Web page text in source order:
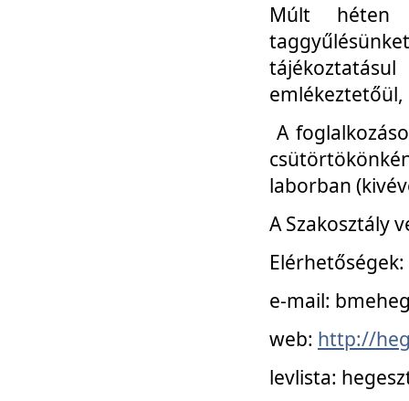
Múlt héten
emlékeztetőül,
A
laborban
A Szakosztály
Elérhetőségek:
e-mail:
web: http://
levlista: